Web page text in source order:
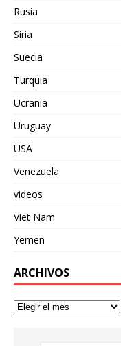
Rusia
Siria
Suecia
Turquia
Ucrania
Uruguay
USA
Venezuela
videos
Viet Nam
Yemen
ARCHIVOS